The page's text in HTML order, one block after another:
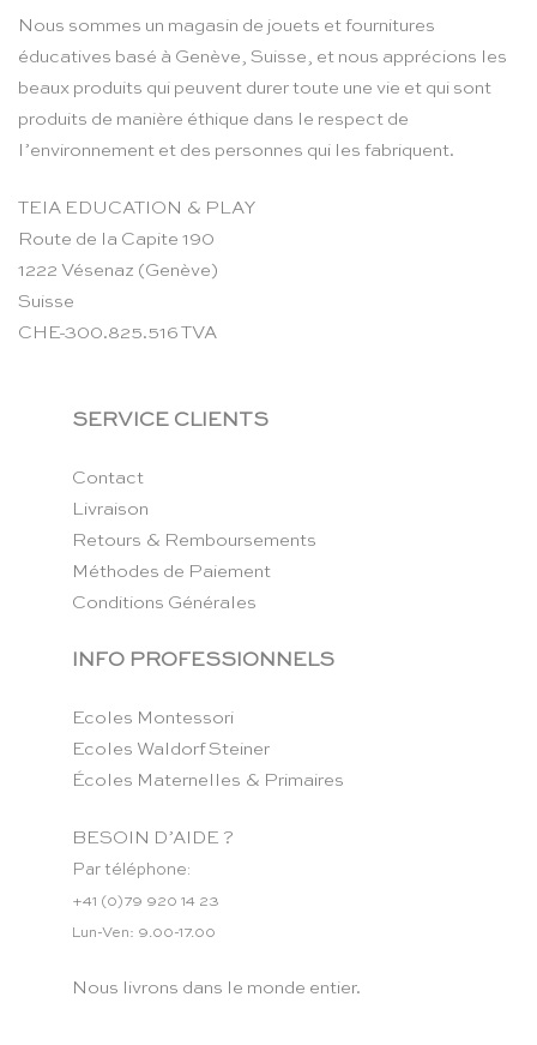
Nous sommes un magasin de jouets et fournitures
éducatives basé à Genève, Suisse, et nous apprécions les
beaux produits qui peuvent durer toute une vie et qui sont
produits de manière éthique dans le respect de
l’environnement et des personnes qui les fabriquent.
TEIA EDUCATION & PLAY
Route de la Capite 190
1222 Vésenaz (Genève)
Suisse
CHE-300.825.516 TVA
SERVICE CLIENTS
Contact
Livraison
Retours & Remboursements
Méthodes de Paiement
Conditions Générales
INFO PROFESSIONNELS
Ecoles Montessori
Ecoles Waldorf Steiner
Écoles Maternelles & Primaires
BESOIN D’AIDE ?
Par téléphone:
+41 (0)79 920 14 23
Lun-Ven: 9.00-17.00
Nous livrons dans le monde entier.